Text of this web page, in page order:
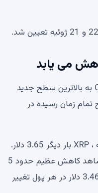
روز جمعه ، ارز محبوب Crypto XRP به بالاترین سطح جدید
تمام زمان رسیده در
بعداً ، کاهش یافت ، اما روز دوشنبه ، XRP بار دیگر 3.65 دلار.
با این حال ، از آن زمان ، این سکه شاهد کاهش عظیم حدود 5
٪ بود ، اکنون دست های خود را به 3.46 دلار در هر پول تغییر